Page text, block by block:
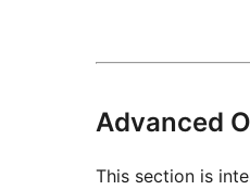
Advanced
This section is